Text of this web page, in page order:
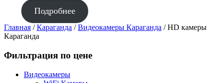
Подробнее
Главная /Караганда /Видеокамеры Караганда / HD камеры
Караганда
Фильтрация по цене
Видеокамеры